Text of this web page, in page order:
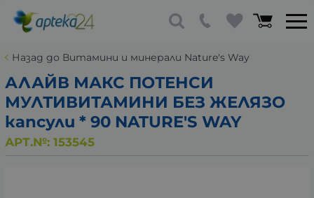
Назад до Витамини и минерали Nature's Way
АЛАЙВ МАКС ПОТЕНСИ
МУЛТИВИТАМИНИ БЕЗ ЖЕЛЯЗО
капсули * 90 NATURE'S WAY
АРТ.№: 153545